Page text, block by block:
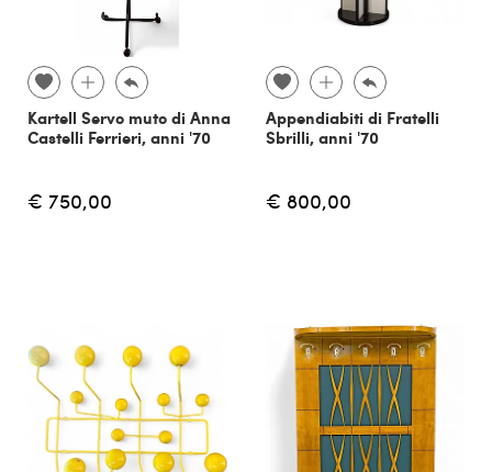
Kartell Servo muto di Anna
Castelli Ferrieri, anni '70
€ 750,00
Appendiabiti di Fratelli
Sbrilli, anni '70
€ 800,00